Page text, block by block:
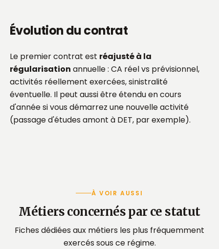
Évolution du contrat
Le premier contrat est réajusté à la
régularisation annuelle : CA réel vs prévisionnel,
activités réellement exercées, sinistralité
éventuelle. Il peut aussi être étendu en cours
d'année si vous démarrez une nouvelle activité
(passage d'études amont à DET, par exemple).
À VOIR AUSSI
Métiers concernés par ce statut
Fiches dédiées aux métiers les plus fréquemment
exercés sous ce régime.